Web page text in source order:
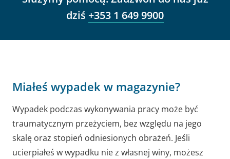
dziś +353 1 649 9900
Miałeś wypadek w magazynie?
Wypadek podczas wykonywania pracy może być
traumatycznym przeżyciem, bez względu na jego
skalę oraz stopień odniesionych obrażeń. Jeśli
ucierpiałeś w wypadku nie z własnej winy, możesz